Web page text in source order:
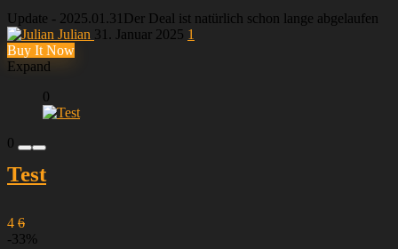
Update - 2025.01.31 Der Deal ist natürlich schon lange abgelaufen
Julian 31. Januar 2025 1
Buy It Now
Expand
0
0
Test
4 6
-33%